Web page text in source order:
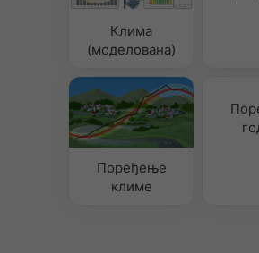
Клима
(моделована)
Поређење
климе